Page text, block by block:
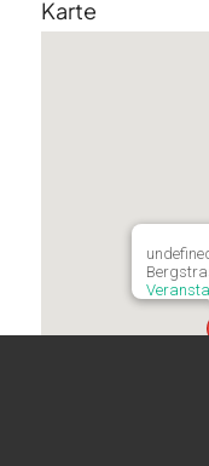
Karte